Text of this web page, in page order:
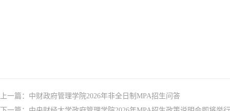
上一篇： 中财政府管理学院2026年非全日制MPA招生问答